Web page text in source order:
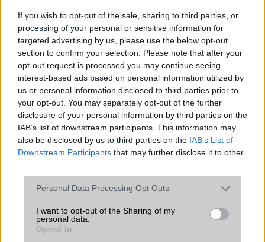
If you wish to opt-out of the sale, sharing to third parties, or
processing of your personal or sensitive information for
targeted advertising by us, please use the below opt-out
section to confirm your selection. Please note that after your
opt-out request is processed you may continue seeing
interest-based ads based on personal information utilized by
us or personal information disclosed to third parties prior to
your opt-out. You may separately opt-out of the further
disclosure of your personal information by third parties on the
IAB’s list of downstream participants. This information may
also be disclosed by us to third parties on the IAB’s List of
Downstream Participants that may further disclose it to other
Please note that this website/app uses one or more Google
not limited to your visit or usage behaviour. You may click to
grant or deny consent to Google and its third-party tags to
use your data for below specified purposes in below Google
Personal Data Processing Opt Outs
I want to opt-out of the Sharing of my
personal data.
Opted In
Számos népszerű Samsung Galaxy
készülék kimarad a One UI 9
frissítésből – itt a lista az érintett
modellekről
2026.06.30| Phone Arena
A One UI 9 érkezése új mesterséges intelligencia-
funkciókat és továbbfejlesztett kezelőfelületet hoz,
azonban több korábbi csúcskategóriás és középkategóriás
Galaxy készülék számára ez lesz az út vége.
iPhone 18 bemutató dátum - ekkor
csúcsmobilokról
2026.06.29| Phone Arena
mellett a régóta pletykált hajlítható iPhone Ultra is
bemutatkozhat, miközben az áremelésekről szóló